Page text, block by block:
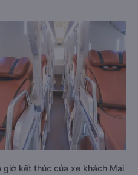
giờ kết thúc của xe khách Mai